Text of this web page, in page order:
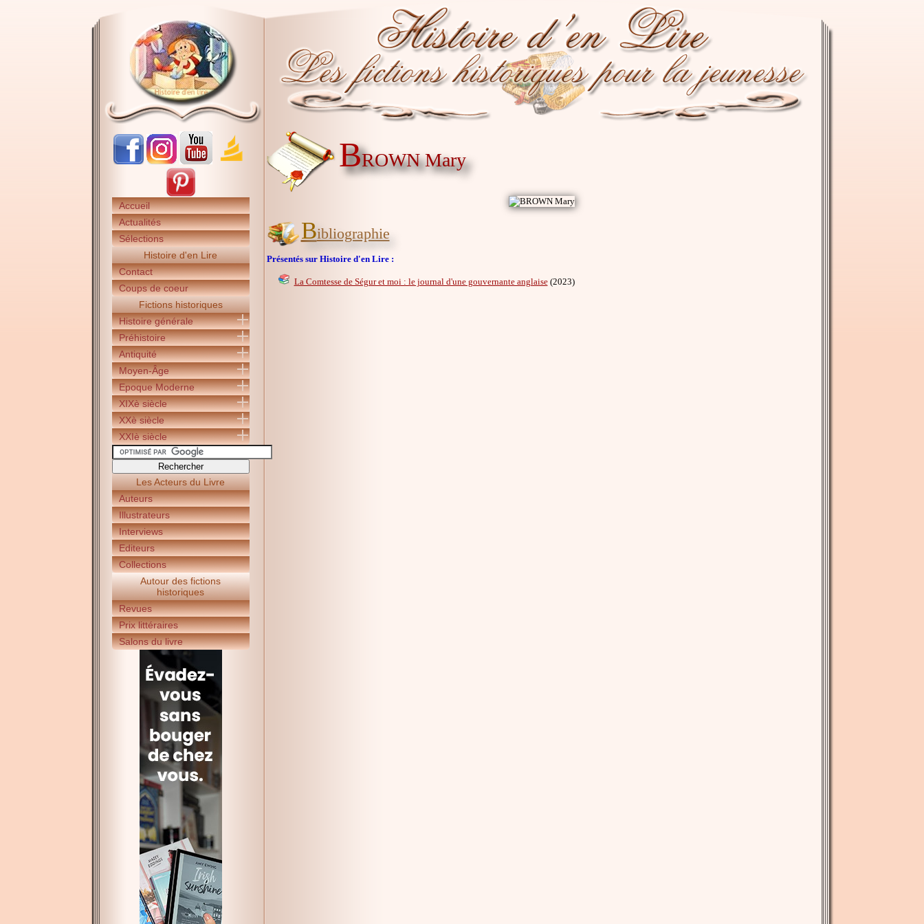
Accueil
Actualités
Sélections
Histoire d'en Lire
Contact
Coups de coeur
Fictions historiques
Histoire générale
Préhistoire
Antiquité
Moyen-Âge
Epoque Moderne
XIXè siècle
XXè siècle
XXIè siècle
Les Acteurs du Livre
Auteurs
Illustrateurs
Interviews
Editeurs
Collections
Autour des fictions
historiques
Revues
Prix littéraires
Salons du livre
BROWN Mary
Bibliographie
Présentés sur Histoire d'en Lire :
La Comtesse de Ségur et moi : le journal d'une gouvernante anglaise(2023)